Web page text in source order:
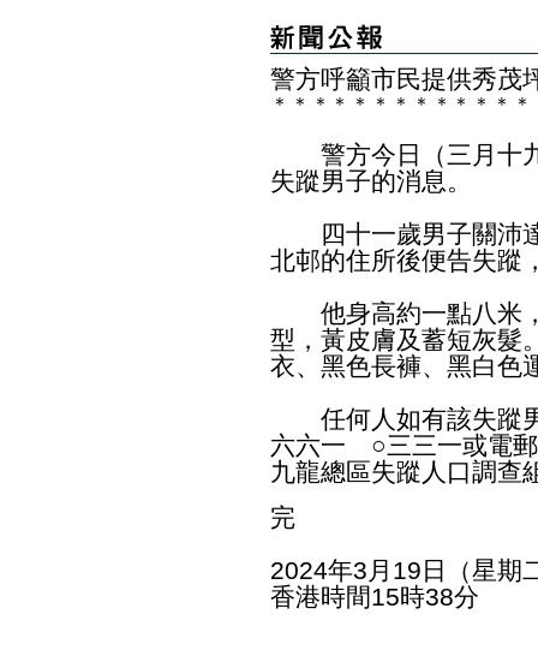
警方呼籲市民提供秀茂
＊ ＊ ＊ ＊ ＊ ＊ ＊ ＊ ＊ ＊ ＊ ＊ ＊
警方今日（三月十九
失蹤男子的消息。
四十一歲男子關沛達
北邨的住所後便告失蹤
他身高約一點八米，
型，黃皮膚及蓄短灰髮
衣、黑色長褲、黑白色
任何人如有該失蹤男
六六一 ○三三一或電
九龍總區失蹤人口調查
完
2024年3月19日（星期
香港時間15時38分